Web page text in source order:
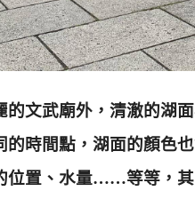
的文武廟外，清澈的湖
的時間點，湖面的顏色
位置、水量……等等，